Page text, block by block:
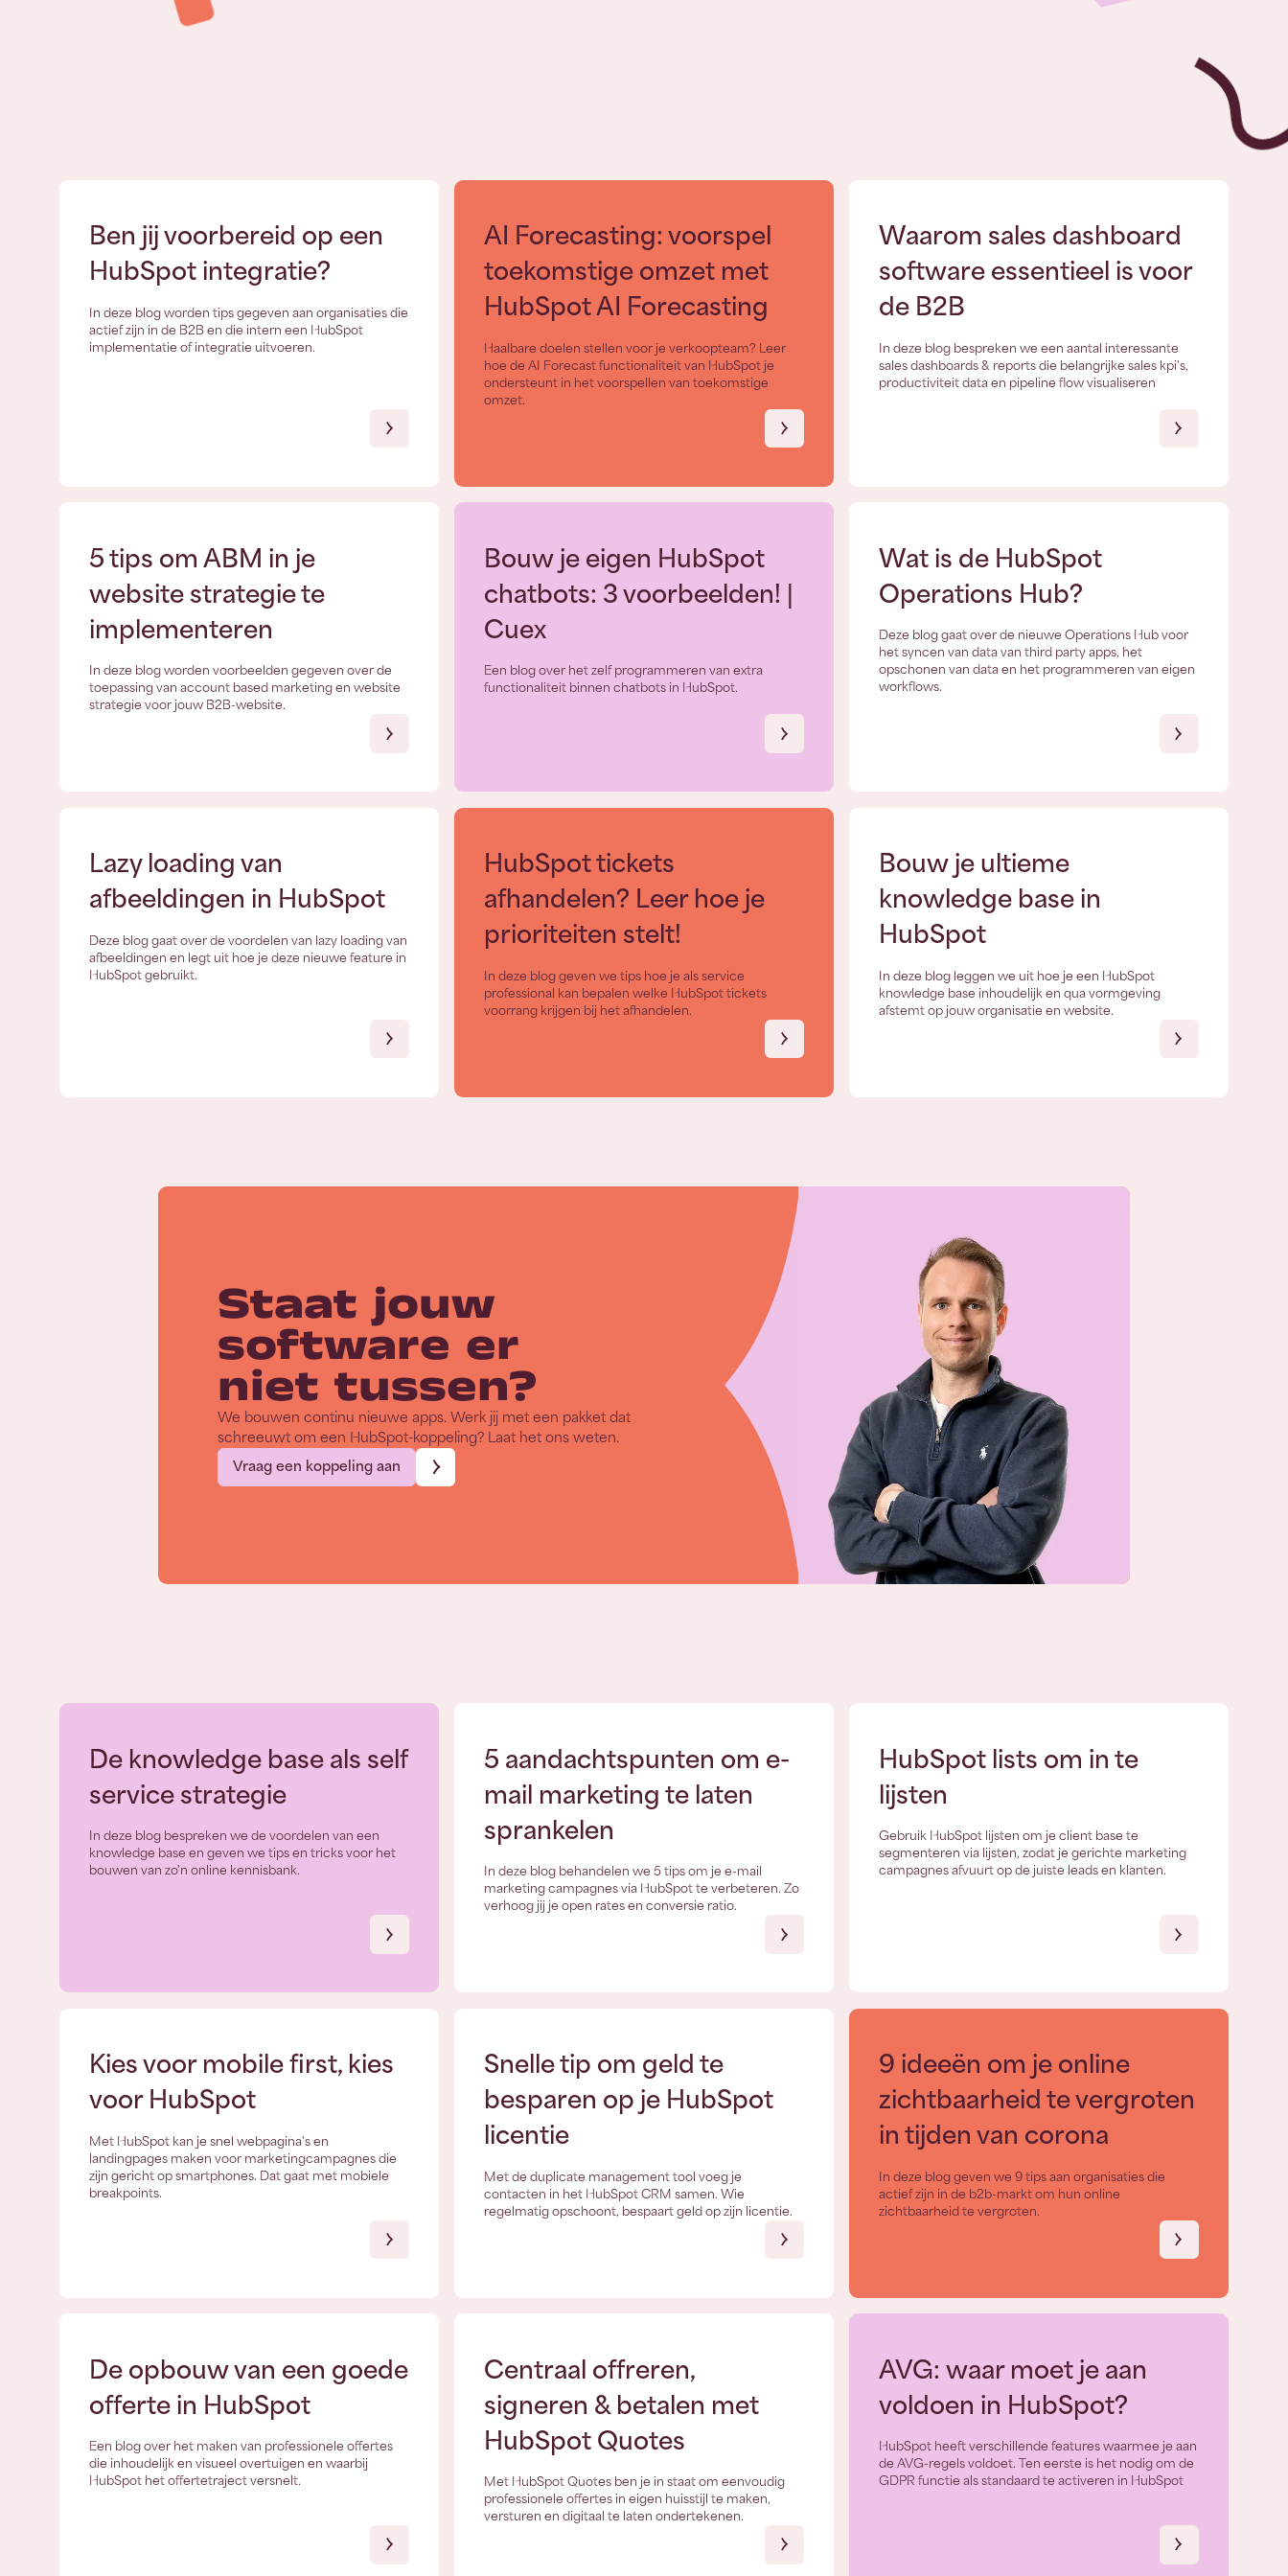
Ben jij voorbereid op een
HubSpot integratie?
In deze blog worden tips gegeven aan organisaties die
actief zijn in de B2B en die intern een HubSpot
implementatie of integratie uitvoeren.
AI Forecasting: voorspel
toekomstige omzet met
HubSpot AI Forecasting
Haalbare doelen stellen voor je verkoopteam? Leer
hoe de AI Forecast functionaliteit van HubSpot je
ondersteunt in het voorspellen van toekomstige
omzet.
Waarom sales dashboard
software essentieel is voor
de B2B
In deze blog bespreken we een aantal interessante
sales dashboards & reports die belangrijke sales kpi's,
productiviteit data en pipeline flow visualiseren
5 tips om ABM in je
website strategie te
implementeren
In deze blog worden voorbeelden gegeven over de
toepassing van account based marketing en website
strategie voor jouw B2B-website.
Bouw je eigen HubSpot
chatbots: 3 voorbeelden! |
Cuex
Een blog over het zelf programmeren van extra
functionaliteit binnen chatbots in HubSpot.
Wat is de HubSpot
Operations Hub?
Deze blog gaat over de nieuwe Operations Hub voor
het syncen van data van third party apps, het
opschonen van data en het programmeren van eigen
workflows.
Lazy loading van
afbeeldingen in HubSpot
Deze blog gaat over de voordelen van lazy loading van
afbeeldingen en legt uit hoe je deze nieuwe feature in
HubSpot gebruikt.
HubSpot tickets
afhandelen? Leer hoe je
prioriteiten stelt!
In deze blog geven we tips hoe je als service
professional kan bepalen welke HubSpot tickets
voorrang krijgen bij het afhandelen.
Bouw je ultieme
knowledge base in
HubSpot
In deze blog leggen we uit hoe je een HubSpot
knowledge base inhoudelijk en qua vormgeving
afstemt op jouw organisatie en website.
Staat jouw
software er
niet tussen?
We bouwen continu nieuwe apps. Werk jij met een pakket dat
schreeuwt om een HubSpot-koppeling? Laat het ons weten.
Vraag een koppeling aan
De knowledge base als self
service strategie
In deze blog bespreken we de voordelen van een
knowledge base en geven we tips en tricks voor het
bouwen van zo'n online kennisbank.
5 aandachtspunten om e-
mail marketing te laten
sprankelen
In deze blog behandelen we 5 tips om je e-mail
marketing campagnes via HubSpot te verbeteren. Zo
verhoog jij je open rates en conversie ratio.
HubSpot lists om in te
lijsten
Gebruik HubSpot lijsten om je client base te
segmenteren via lijsten, zodat je gerichte marketing
campagnes afvuurt op de juiste leads en klanten.
Kies voor mobile first, kies
voor HubSpot
Met HubSpot kan je snel webpagina's en
landingpages maken voor marketingcampagnes die
zijn gericht op smartphones. Dat gaat met mobiele
breakpoints.
Snelle tip om geld te
besparen op je HubSpot
licentie
Met de duplicate management tool voeg je
contacten in het HubSpot CRM samen. Wie
regelmatig opschoont, bespaart geld op zijn licentie.
9 ideeën om je online
zichtbaarheid te vergroten
in tijden van corona
In deze blog geven we 9 tips aan organisaties die
actief zijn in de b2b-markt om hun online
zichtbaarheid te vergroten.
De opbouw van een goede
offerte in HubSpot
Een blog over het maken van professionele offertes
die inhoudelijk en visueel overtuigen en waarbij
HubSpot het offertetraject versnelt.
Centraal offreren,
signeren & betalen met
HubSpot Quotes
Met HubSpot Quotes ben je in staat om eenvoudig
professionele offertes in eigen huisstijl te maken,
versturen en digitaal te laten ondertekenen.
AVG: waar moet je aan
voldoen in HubSpot?
HubSpot heeft verschillende features waarmee je aan
de AVG-regels voldoet. Ten eerste is het nodig om de
GDPR functie als standaard te activeren in HubSpot